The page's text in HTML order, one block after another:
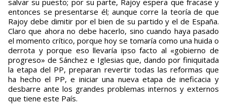
salvar su puesto; por su parte, Rajoy espera que fracase y
entonces se presentarse él; aunque corre la teoría de que
Rajoy debe dimitir por el bien de su partido y el de España.
Claro que ahora no debe hacerlo, sino cuando haya pasado
el momento crítico, porque hoy se tomaría como una huida o
derrota y porque eso llevaría ipso facto al «gobierno de
progreso» de Sánchez e Iglesias que, dando por finiquitada
la etapa del PP, preparan revertir todas las reformas que
ha hecho el PP, e iniciar una nueva etapa de ineficacia y
desbarre ante los grandes problemas internos y externos
que tiene este País.